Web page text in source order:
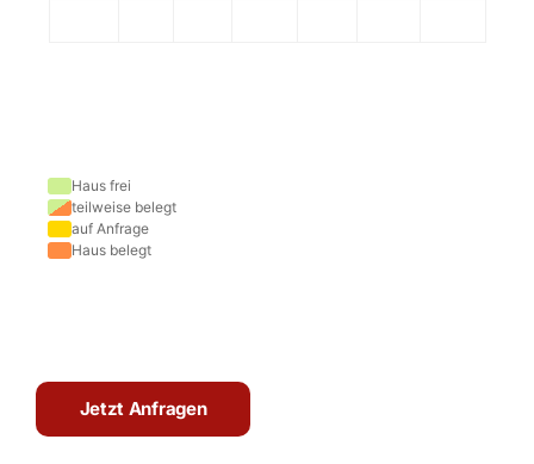
Haus frei
teilweise belegt
auf Anfrage
Haus belegt
Jetzt Anfragen